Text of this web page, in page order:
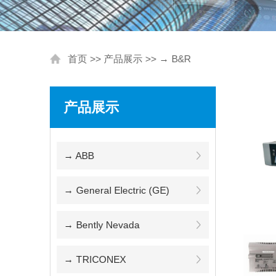
首页 >> 产品展示 >> → B&R
产品展示
→ ABB
→ General Electric (GE)
→ Bently Nevada
→ TRICONEX